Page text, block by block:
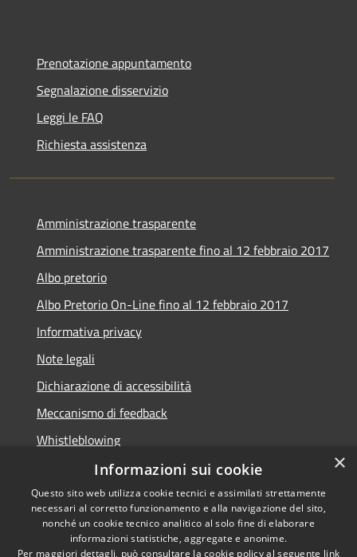
Prenotazione appuntamento
Segnalazione disservizio
Leggi le FAQ
Richiesta assistenza
Amministrazione trasparente
Amministrazione trasparente fino al 12 febbraio 2017
Albo pretorio
Albo Pretorio On-Line fino al 12 febbraio 2017
Informativa privacy
Note legali
Dichiarazione di accessibilità
Meccanismo di feedback
Whistleblowing
Accessibilità
Copyright © 2026 • Comune di
Arcidosso • Powered by
×
Informazioni sui cookie
Questo sito web utilizza cookie tecnici e assimilati strettamente
necessari al corretto funzionamento e alla navigazione del sito,
nonché un cookie tecnico analitico al solo fine di elaborare
informazioni statistiche, aggregate e anonime.
Per maggiori dettagli, può consultare la cookie policy al seguente link